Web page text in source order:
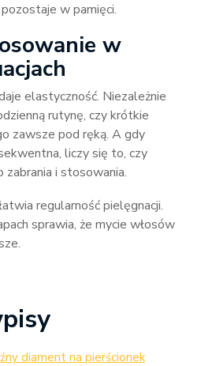
w pamięci.
w
elastyczność. Niezależnie
rutynę, czy krótkie
zawsze pod ręką. A gdy
liczy się to, czy
i stosowania.
regularność pielęgnacji.
sprawia, że mycie włosów
diament na pierścionek